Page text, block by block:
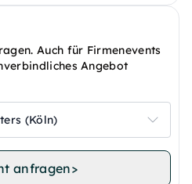
Auch für Firmenevents
Angebot
(Köln)
anfragen>